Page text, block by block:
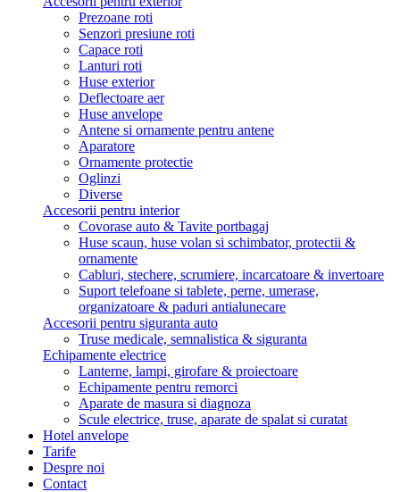
Prezoane roti
Senzori presiune roti
Capace roti
Lanturi roti
Huse exterior
Deflectoare aer
Huse anvelope
Antene si ornamente pentru antene
Aparatore
Ornamente protectie
Oglinzi
Diverse
Accesorii pentru interior
Covorase auto & Tavite portbagaj
Huse scaun, huse volan si schimbator, protectii &
ornamente
Cabluri, stechere, scrumiere, incarcatoare & invertoare
Suport telefoane si tablete, perne, umerase,
organizatoare & paduri antialunecare
Accesorii pentru siguranta auto
Truse medicale, semnalistica & siguranta
Echipamente electrice
Lanterne, lampi, girofare & proiectoare
Echipamente pentru remorci
Aparate de masura si diagnoza
Scule electrice, truse, aparate de spalat si curatat
Hotel anvelope
Tarife
Despre noi
Contact